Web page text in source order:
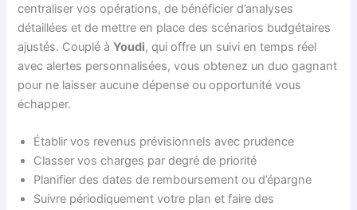
centraliser vos opérations, de bénéficier d’analyses
détaillées et de mettre en place des scénarios budgétaires
ajustés. Couplé àYoudi, qui offre un suivi en temps réel
avec alertes personnalisées, vous obtenez un duo gagnant
pour ne laisser aucune dépense ou opportunité vous
échapper.
Établir vos revenus prévisionnels avec prudence
Classer vos charges par degré de priorité
Planifier des dates de remboursement ou d’épargne
Suivre périodiquement votre plan et faire des